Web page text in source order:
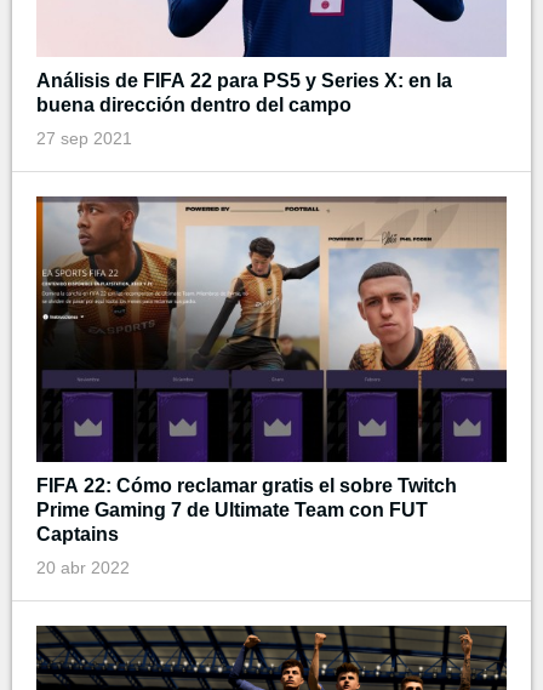
Análisis de FIFA 22 para PS5 y Series X: en la
buena dirección dentro del campo
27 sep 2021
FIFA 22: Cómo reclamar gratis el sobre Twitch
Prime Gaming 7 de Ultimate Team con FUT
Captains
20 abr 2022